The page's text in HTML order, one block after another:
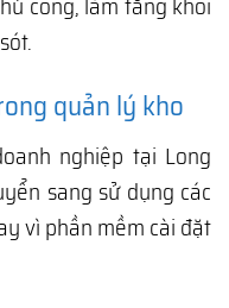
quản lý kho
nghiệp tại Long
sang sử dụng các
vì phần mềm cài đặt